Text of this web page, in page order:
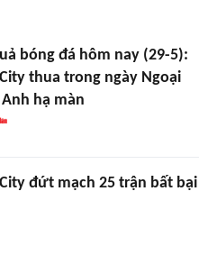
bóng đá hôm nay (29-5):
thua trong ngày Ngoại
hạ màn
đứt mạch 25 trận bất bại